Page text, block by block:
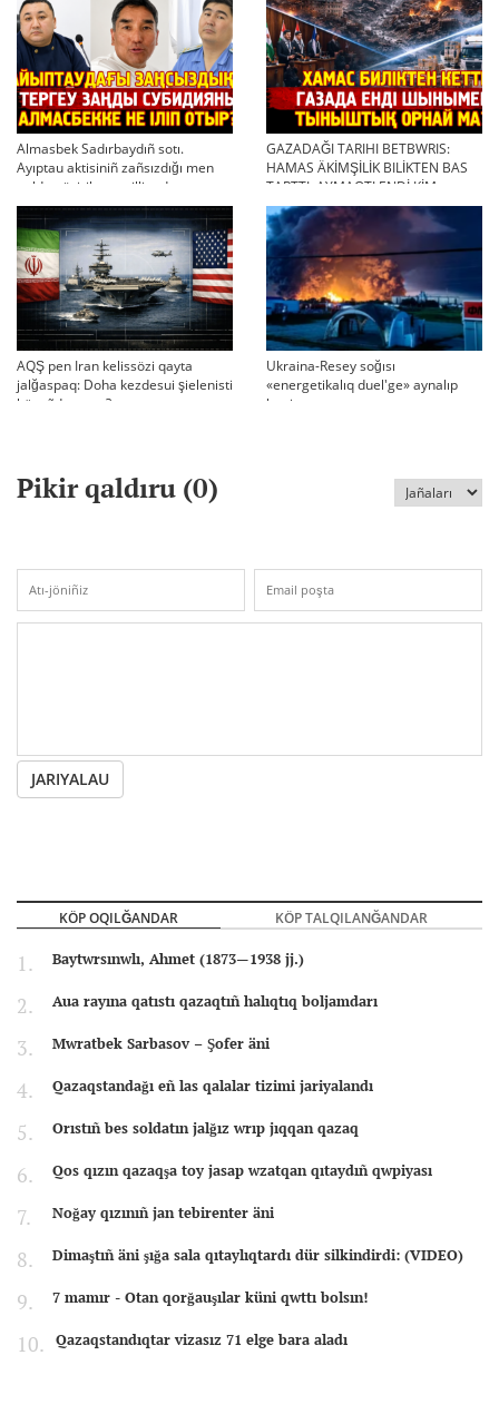
Almasbek Sadırbaydıñ sotı.
Ayıptau aktisiniñ zañsızdığı men
qoldan ösirilgen milliondar
GAZADAĞI TARIHI BETBWRIS:
HAMAS ÄKİMŞİLİK BILİKTEN BAS
TARTTI. AYMAQTI ENDİ KİM
BASQARADI?
AQŞ pen Iran kelissözi qayta
jalğaspaq: Doha kezdesui şielenisti
bäseñdete me?
Ukraina-Resey soğısı
«energetikalıq duel'ge» aynalıp
ketti
Pikir qaldıru (0)
JARIYALAU
KÖP OQILĞANDAR KÖP TALQILANĞANDAR
Baytwrsınwlı, Ahmet (1873—1938 jj.)
Aua rayına qatıstı qazaqtıñ halıqtıq boljamdarı
Mwratbek Sarbasov – Şofer äni
Qazaqstandağı eñ las qalalar tizimi jariyalandı
Orıstıñ bes soldatın jalğız wrıp jıqqan qazaq
Qos qızın qazaqşa toy jasap wzatqan qıtaydıñ qwpiyası
Noğay qızınıñ jan tebirenter äni
Dimaştıñ äni şığa sala qıtaylıqtardı dür silkindirdi: (VIDEO)
7 mamır - Otan qorğauşılar küni qwttı bolsın!
Qazaqstandıqtar vizasız 71 elge bara aladı